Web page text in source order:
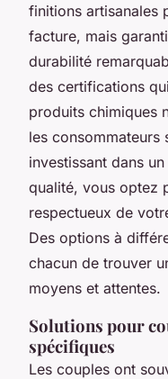
finitions artisanales
facture, mais
durabilité
des certifications
produits chimiques
les consommateurs
investissant dans
qualité, vous optez
respectueux de
Des options à
chacun de trouver
moyens et attentes.
Solutions pour
spécifiques
Les couples ont